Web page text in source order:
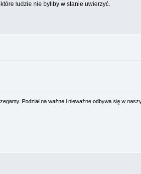
ludzie nie byliby w stanie uwierzyć.
Podział na ważne i nieważne odbywa się w